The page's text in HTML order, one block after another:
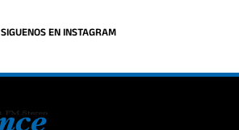
SIGUENOS EN INSTAGRAM